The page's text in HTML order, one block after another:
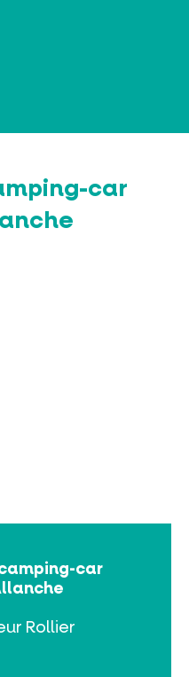
FAIRE
car
car
Rollier